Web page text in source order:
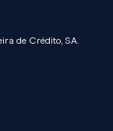
de Crédito, SA.